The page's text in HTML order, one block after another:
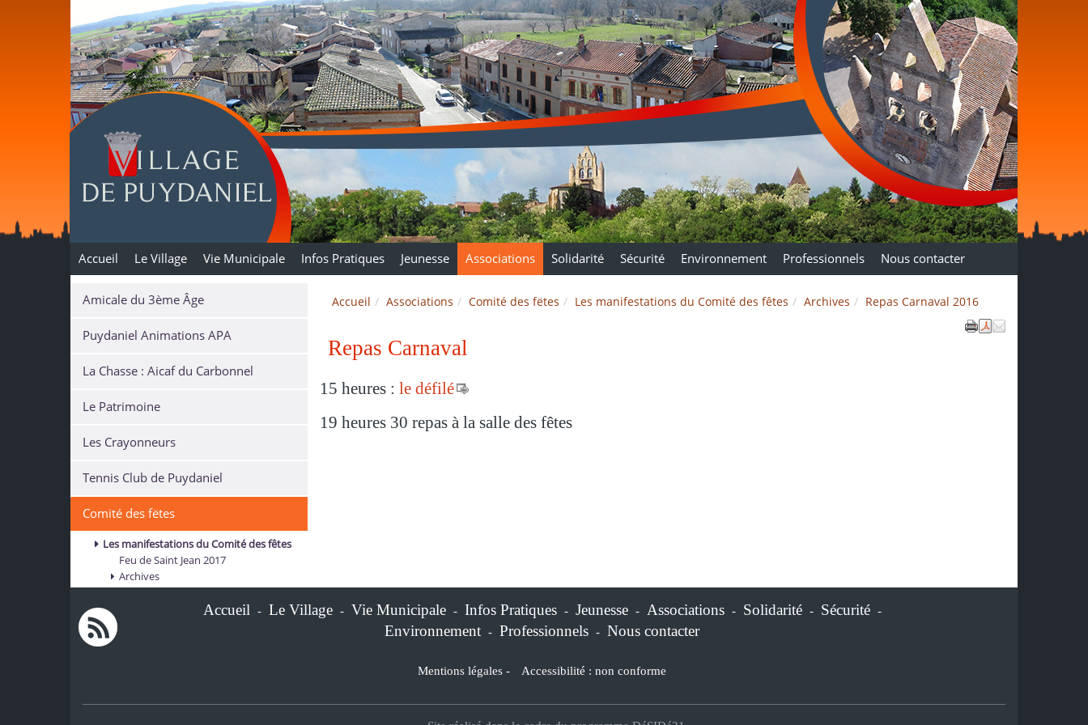
Puydaniel
Accueil Le Village Vie Municipale Infos Pratiques Jeunesse Associations Solidarité Sécurité Environnement Professionnels Nous contacter
Accueil Associations Comité des fëtes Les manifestations du Comité des fêtes Archives Repas Carnaval 2016
Repas Carnaval
15 heures : le défilé
19 heures 30 repas à la salle des fêtes
Amicale du 3ème Âge
Puydaniel Animations APA
La Chasse : Aicaf du Carbonnel
Le Patrimoine
Les Crayonneurs
Tennis Club de Puydaniel
Comité des fëtes
Les manifestations du Comité des fêtes
Feu de Saint Jean 2017
Archives
Accueil - Le Village - Vie Municipale - Infos Pratiques - Jeunesse - Associations - Solidarité - Sécurité -
Environnement - Professionnels - Nous contacter
Mentions légales - Accessibilité : non conforme